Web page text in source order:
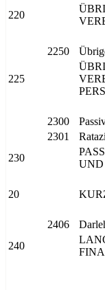
220
2250
225
2300
2301
230
UND
20
2406
240